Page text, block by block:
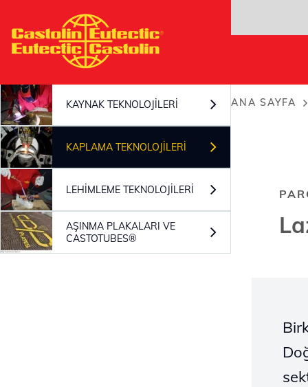
içeriğe
atla
ANA SAYFA
KAYNAK TEKNOLOJILERI
KAPLAMA TEKNOLOJILERI
LEHIMLEME TEKNOLOJILERI
AŞINMA PLAKALARI VE
CASTOTUBES®